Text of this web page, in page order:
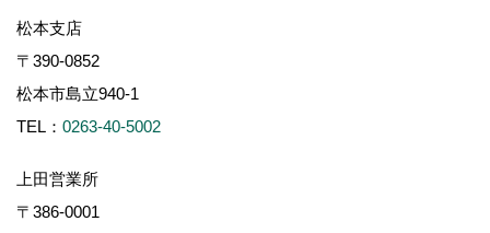
松本支店
〒390-0852
松本市島立940-1
TEL： 0263-40-5002
上田営業所
〒386-0001